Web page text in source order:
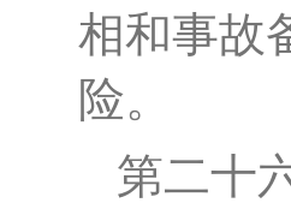
相和事故
险。
第二十